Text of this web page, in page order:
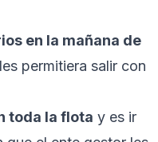
en la mañana de
permitiera salir con
toda la flota y es ir